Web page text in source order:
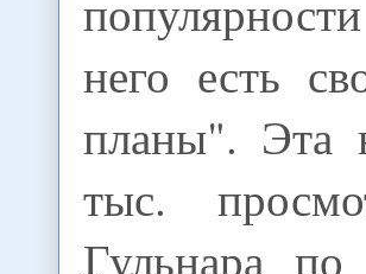
него есть
планы". Эта
тыс.
Гульнара